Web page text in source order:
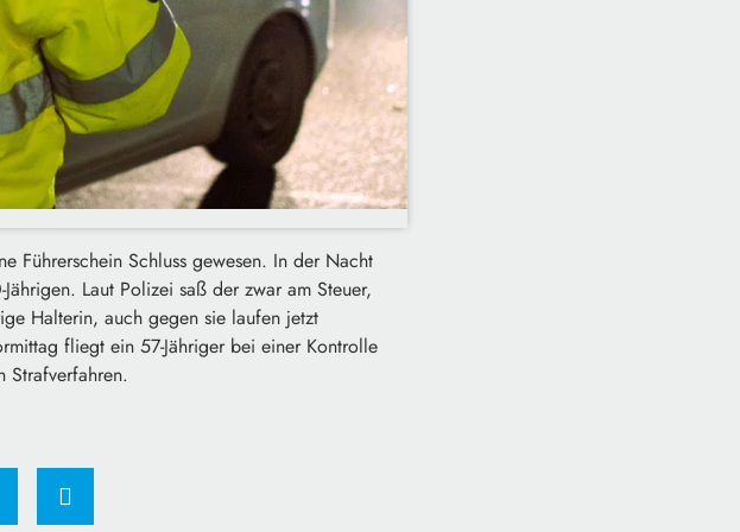
Führerschein Schluss gewesen. In der Nacht
Laut Polizei saß der zwar am Steuer,
Halterin, auch gegen sie laufen jetzt
fliegt ein 57-Jähriger bei einer Kontrolle
Strafverfahren.